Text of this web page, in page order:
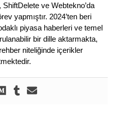
ve Webtekno’da
yapmıştır. 2024’ten beri
piyasa haberleri ve temel
bir dille aktarmakta,
niteliğinde içerikler